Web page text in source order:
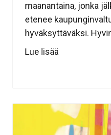
maanantaina, jonka
etenee
hyväksyttäväksi.
Lue lisää